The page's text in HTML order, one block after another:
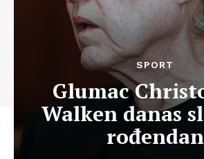
SPORT
Glumac
Walken danas
rođendan